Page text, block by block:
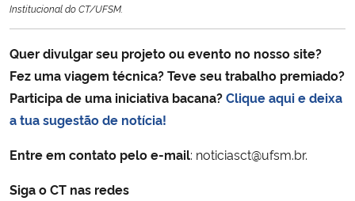
Institucional do CT/UFSM.
Quer divulgar seu projeto ou evento no nosso site?
Fez uma viagem técnica? Teve seu trabalho premiado?
Participa de uma iniciativa bacana?Clique aqui e deixa
a tua sugestão de notícia!
Entre em contato pelo e-mail: noticiasct@ufsm.br.
Siga o CT nas redes